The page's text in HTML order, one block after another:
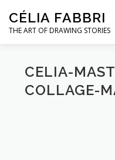
contenu
CÉLIA FABBRI
THE ART OF DRAWING STORIES
PROJETS
CELIA-
COLLAGE-